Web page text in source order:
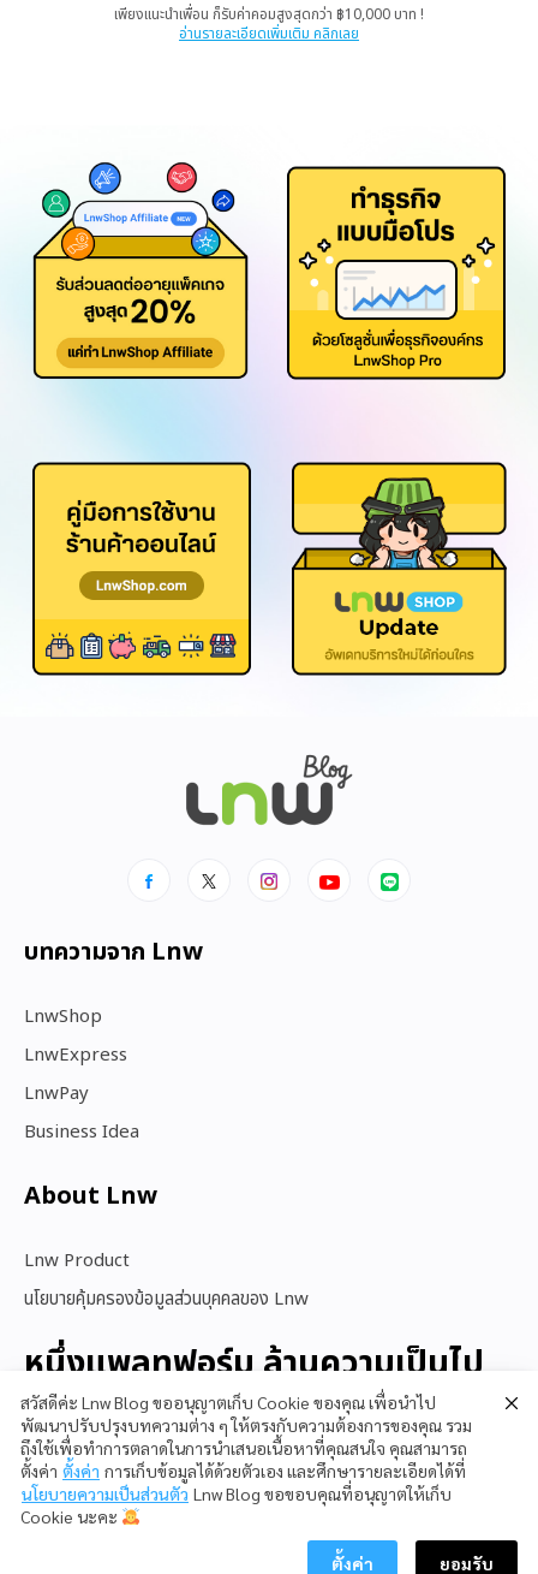
เพียงแนะนำเพื่อน ก็รับค่าคอมสูงสุดกว่า ฿10,000 บาท !
อ่านรายละเอียดเพิ่มเติม คลิกเลย
บทความจาก Lnw
LnwShop
LnwExpress
LnwPay
Business Idea
About Lnw​
Lnw Product
นโยบายคุ้มครองข้อมูลส่วนบุคคลของ Lnw
หนึ่งแพลทฟอร์ม ล้านความเป็นไป
ได้
สนใจใช้ LnwShop
สวัสดีค่ะ Lnw Blog ขออนุญาตเก็บ Cookie ของคุณ เพื่อนำไป
พัฒนาปรับปรุงบทความต่าง ๆ ให้ตรงกับความต้องการของคุณ รวม
ถึงใช้เพื่อทำการตลาดในการนำเสนอเนื้อหาที่คุณสนใจ คุณสามารถ
ตั้งค่า ตั้งค่า การเก็บข้อมูลได้ด้วยตัวเอง และศึกษารายละเอียดได้ที่
นโยบายความเป็นส่วนตัว Lnw Blog ขอขอบคุณที่อนุญาตให้เก็บ
Cookie นะคะ
ตั้งค่า ยอมรับ